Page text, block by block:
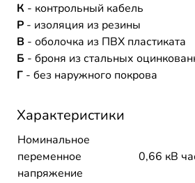
К - контрольный кабель
Р - изоляция из резины
В - оболочка из ПВХ пластиката
Б - броня из стальных
Г - без наружного покрова
Характеристики
Номинальное
переменное
напряжение
0,66 кВ